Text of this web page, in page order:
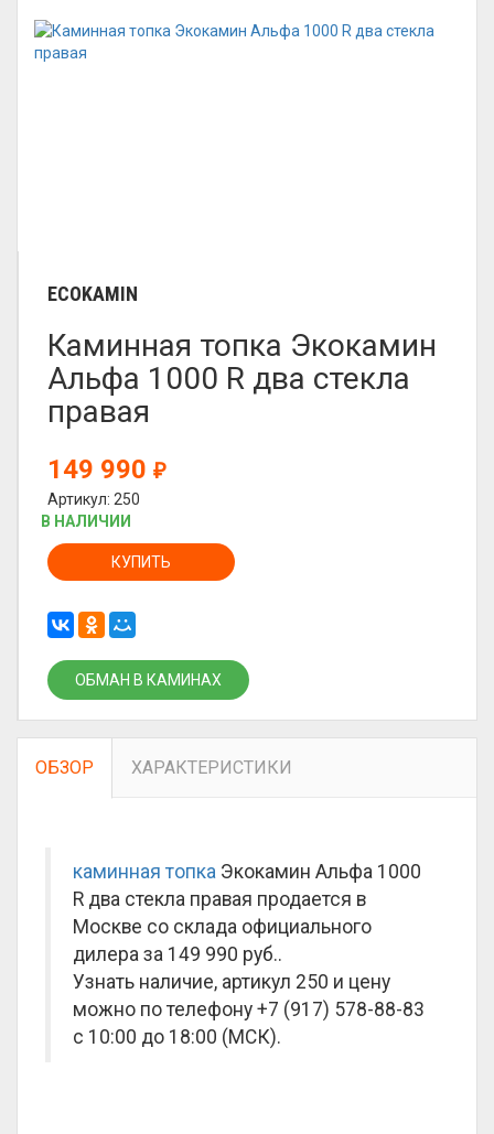
ECOKAMIN
Каминная топка Экокамин
Альфа 1000 R два стекла
правая
149 990 ₽
Артикул: 250
В НАЛИЧИИ
КУПИТЬ
ОБМАН В КАМИНАХ
ОБЗОР ХАРАКТЕРИСТИКИ
каминная топка Экокамин Альфа 1000
R два стекла правая продается в
Москве со склада официального
дилера за 149 990 руб..
Узнать наличие, артикул 250 и цену
можно по телефону +7 (917) 578-88-83
с 10:00 до 18:00 (МСК).